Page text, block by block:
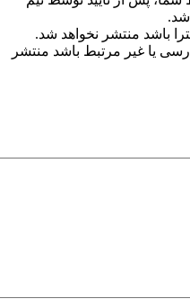
باشد منتشر نخواهد شد.
یا غیر مرتبط باشد منتشر